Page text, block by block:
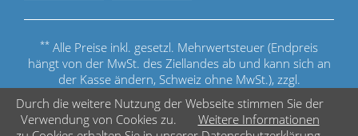
** Alle Preise inkl. gesetzl. Mehrwertsteuer (Endpreis
hängt von der MwSt. des Ziellandes ab und kann sich an
der Kasse ändern, Schweiz ohne MwSt.), zzgl.
Versandkosten
© Copyright - Acuerate Cue Sports GmbH
Durch die weitere Nutzung der Webseite stimmen Sie der
Verwendung von Cookies zu.
Weitere Informationen